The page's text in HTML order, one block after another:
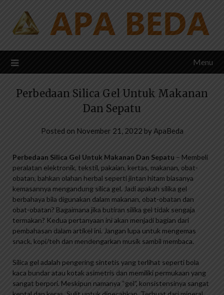
content
Menu
Perbedaan Silica Gel Untuk Makanan
Dan Sepatu
Posted on November 21, 2022 byApaBeda
Perbedaan Silica Gel Untuk Makanan Dan Sepatu – Membeli
peralatan elektronik, tekstil, pakaian, kertas, makanan, obat-
obatan, bahkan olahan herbal seperti jintan hitam biasanya
kemasannya mengandung silica gel. Jadi apakah silika gel
berbahaya bila digunakan dalam makanan, obat-obatan dan
obat-obatan? Bagaimana jika butiran silika gel tidak sengaja
termakan? Kedua pertanyaan ini akan menjadi bagian dari
pembahasan dalam artikel ini. Jangan lupa untuk mengemas
snack, kopi/teh dan mendengarkan musik sambil membaca.
Silica gel adalah pengering sintetis yang terlihat seperti bola
kaca bundar atau kotak asimetris dan memiliki permukaan yang
sangat berpori. Meskipun namanya “gel”, konsistensinya sangat